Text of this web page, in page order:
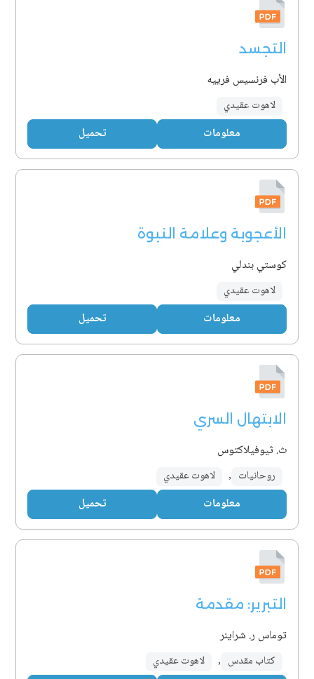
التجسد
الأب فرنسيس فرييه
لاهوت عقيدي
معلومات تحميل
الأعجوبة وعلامة النبوة
كوستي بندلي
لاهوت عقيدي
معلومات تحميل
الابتهال السري
ث. ثيوفيلاكتوس
روحانيات , لاهوت عقيدي
معلومات تحميل
التبرير: مقدمة
توماس ر. شراينر
كتاب مقدس , لاهوت عقيدي